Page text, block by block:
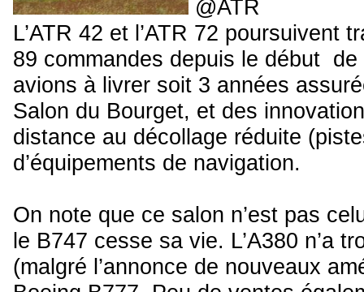
@ATR
L’ATR 42 et l’ATR 72 poursuivent
89 commandes depuis le début de
avions à livrer soit 3 années
Salon du Bourget, et des
distance au décollage réduite
d’équipements de navigation.
On note que ce salon n’est pas
le B747 cesse sa vie. L’A380 n’a
(malgré l’annonce de nouveaux